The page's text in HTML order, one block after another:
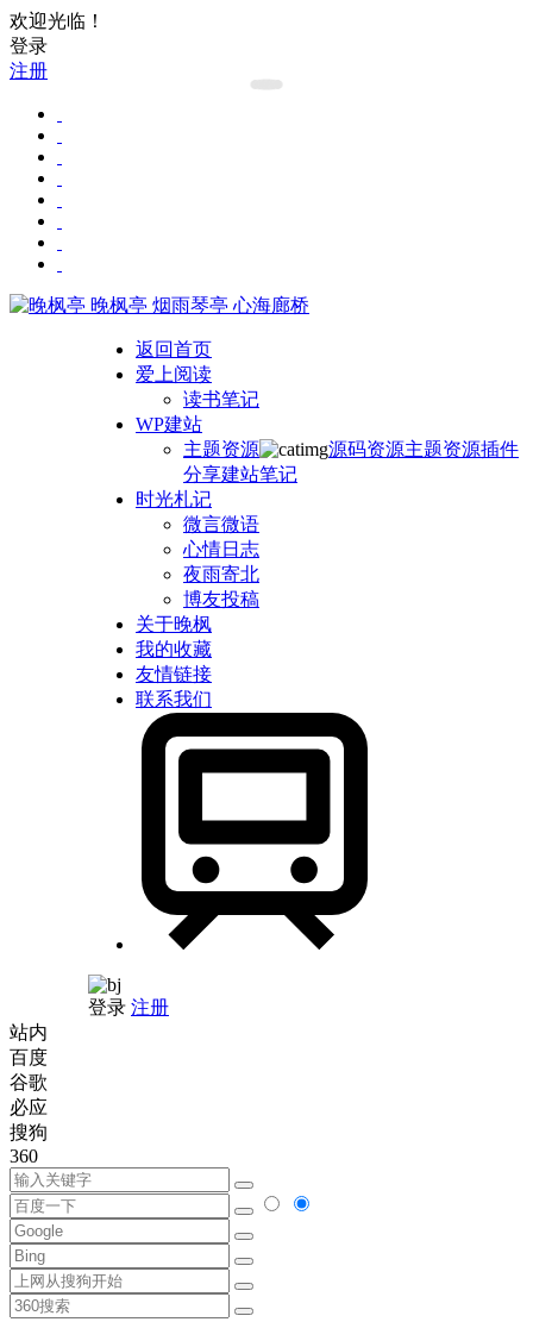
欢迎光临！
登录
注册
晚枫亭 烟雨琴亭 心海廊桥
返回首页
爱上阅读
读书笔记
WP建站
主题资源
源码资源主题资源插件
分享建站笔记
时光札记
微言微语
心情日志
夜雨寄北
博友投稿
关于晚枫
我的收藏
友情链接
联系我们
登录 注册
站内
百度
谷歌
必应
搜狗
360